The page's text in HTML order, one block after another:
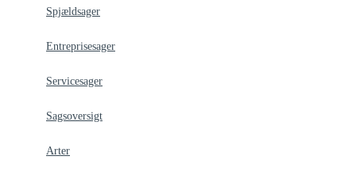
Spjældsager
Entreprisesager
Servicesager
Sagsoversigt
Arter